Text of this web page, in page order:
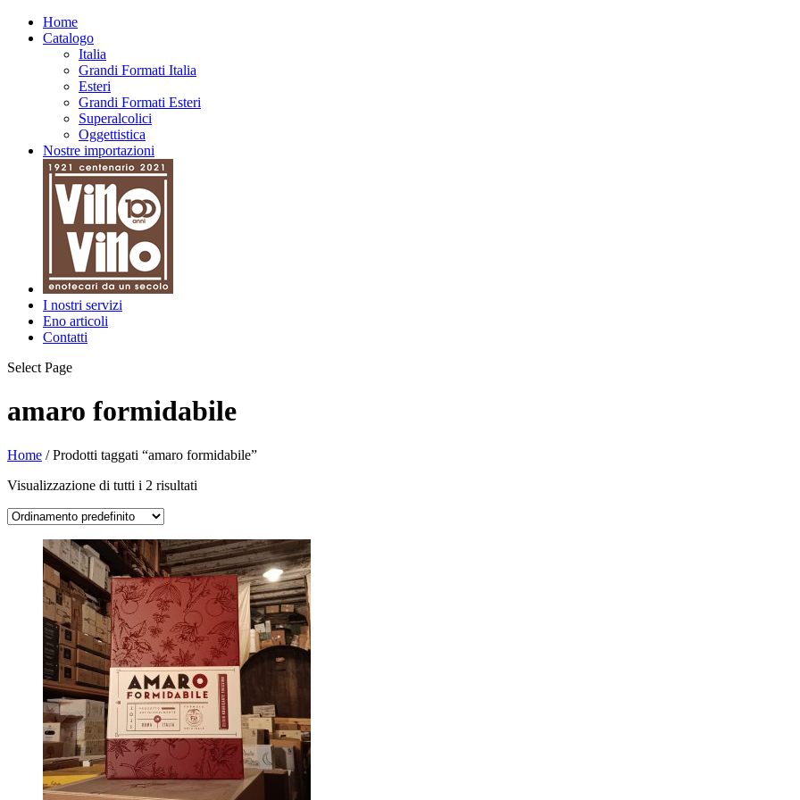
Home
Catalogo
Italia
Grandi Formati Italia
Esteri
Grandi Formati Esteri
Superalcolici
Oggettistica
Nostre importazioni
I nostri servizi
Eno articoli
Contatti
Select Page
amaro formidabile
Home / Prodotti taggati “amaro formidabile”
Visualizzazione di tutti i 2 risultati